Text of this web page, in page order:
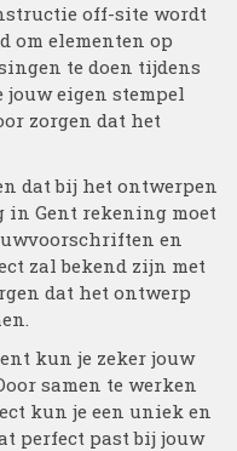
off-site wordt
om elementen op
te doen tijdens
jouw eigen stempel
zorgen dat het
dat bij het ontwerpen
in Gent rekening moet
en
zal bekend zijn met
dat het ontwerp
kun je zeker jouw
samen te werken
kun je een uniek en
perfect past bij jouw